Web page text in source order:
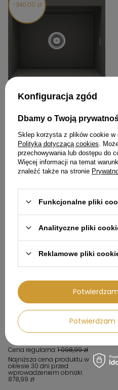
340,00 zł
Zlewozmywak granitowy
magnetyczny 1-komorowy
Cena regularna:1 998,99 zł
1 658,99 zł
Najniższa cena produktu w
okresie 30 dni przed
wprowadzeniem obniżki:
1 598,99 zł
Umywalka granitowa
nablatowa - z maskownicą
CQB_NU1S - Deante
Cena regularna:1 098,99 zł
911,99 zł
Najniższa cena produktu w
okresie 30 dni przed
wprowadzeniem obniżki:
878,99 zł
Konfiguracja zgód
Dbamy o Twoją
Sklep korzysta z plików cookie w
Polityką dotyczącą cookies .
przechowywania lub dostępu do
Więcej informacji na temat
znaleźć także na stronie
Funkcjonalne pliki
Analityczne pliki
Reklamowe pliki